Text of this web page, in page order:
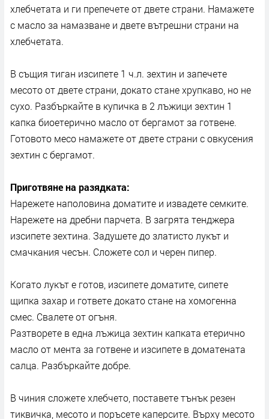
хлебчетата и ги препечете от двете страни. Намажете
с масло за намазване и двете вътрешни страни на
хлебчетата.
В същия тиган изсипете 1 ч.л. зехтин и запечете
месото от двете страни, докато стане хрупкаво, но не
сухо. Разбъркайте в купичка в 2 лъжици зехтин 1
капка биоетерично масло от бергамот за готвене.
Готовото месо намажете от двете страни с овкусения
зехтин с бергамот.
Приготвяне на разядката:
Нарежете наполовина доматите и извадете семките.
Нарежете на дребни парчета. В загрята тенджера
изсипете зехтина. Задушете до златисто лукът и
смачкания чесън. Сложете сол и черен пипер.
Когато лукът е готов, изсипете доматите, сипете
щипка захар и гответе докато стане на хомогенна
смес. Свалете от огъня.
Разтворете в една лъжица зехтин капката етерично
масло от мента за готвене и изсипете в доматената
салца. Разбъркайте добре.
В чиния сложете хлебчето, поставете тънък резен
тиквичка, месото и поръсете каперсите. Върху месото